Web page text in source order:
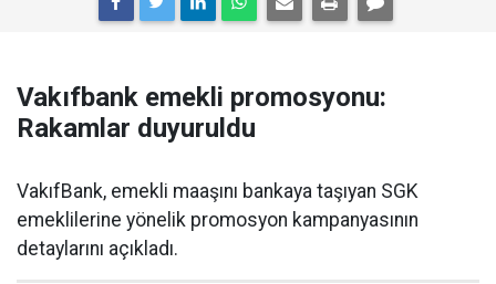
Vakıfbank emekli promosyonu:
Rakamlar duyuruldu
VakıfBank, emekli maaşını bankaya taşıyan SGK
emeklilerine yönelik promosyon kampanyasının
detaylarını açıkladı.